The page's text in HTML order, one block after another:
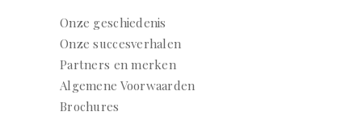
Onze geschiedenis
Onze succesverhalen
Partners en merken
Algemene Voorwaarden
Brochures